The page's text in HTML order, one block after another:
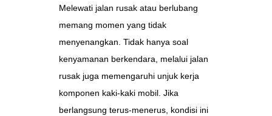
Melewati jalan rusak atau berlubang
memang momen yang tidak
menyenangkan. Tidak hanya soal
kenyamanan berkendara, melalui jalan
rusak juga memengaruhi unjuk kerja
komponen kaki-kaki mobil. Jika
berlangsung terus-menerus, kondisi ini